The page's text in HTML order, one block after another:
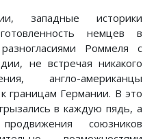
западные историки
немцев в
Роммеля с
не встречая никакого
англо-американцы
границам Германии. В это
в каждую пядь, а
союзников